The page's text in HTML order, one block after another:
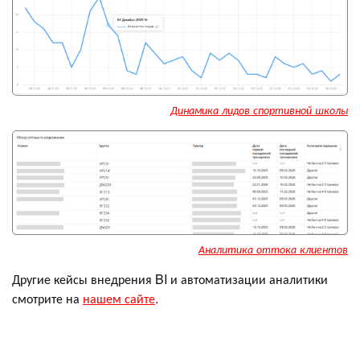
Динамика лидов спортивной школы
Аналитика оттока клиентов
Другие кейсы внедрения BI и автоматизации аналитики
смотрите на нашем сайте.